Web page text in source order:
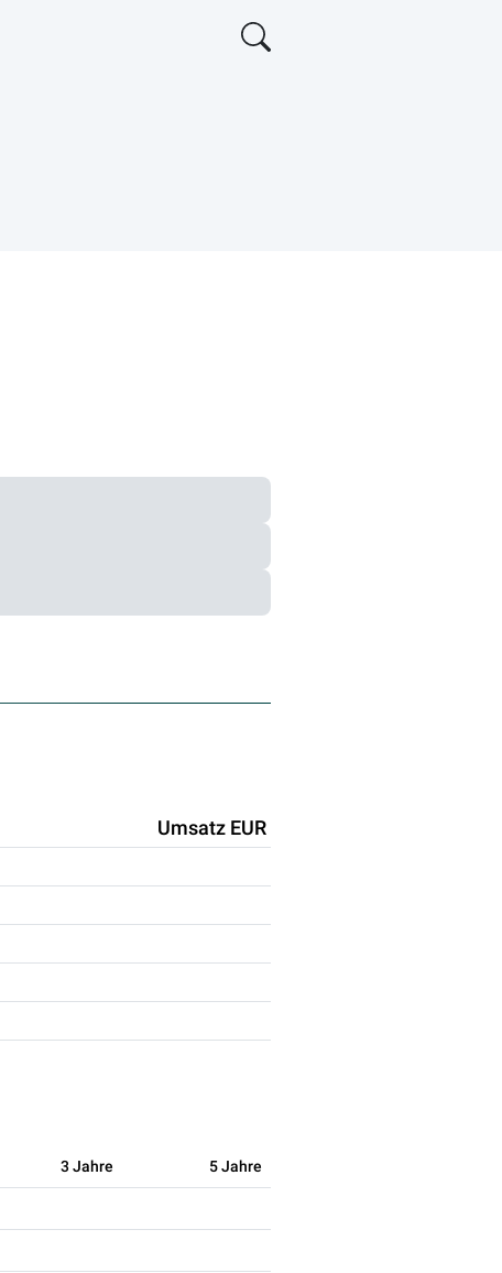
Umsatz EUR
3 Jahre 5 Jahre